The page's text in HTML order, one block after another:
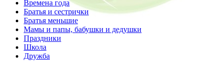
Времена года
Братья и сестрички
Братья меньшие
Мамы и папы, бабушки и дедушки
Праздники
Школа
Дружба